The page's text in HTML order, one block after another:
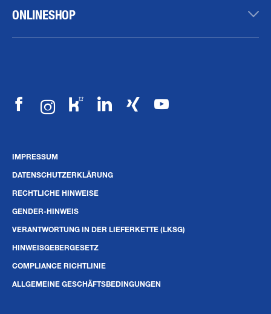
ONLINESHOP
IMPRESSUM
DATENSCHUTZERKLÄRUNG
RECHTLICHE HINWEISE
GENDER-HINWEIS
VERANTWORTUNG IN DER LIEFERKETTE (LKSG)
HINWEISGEBERGESETZ
COMPLIANCE RICHTLINIE
ALLGEMEINE GESCHÄFTSBEDINGUNGEN